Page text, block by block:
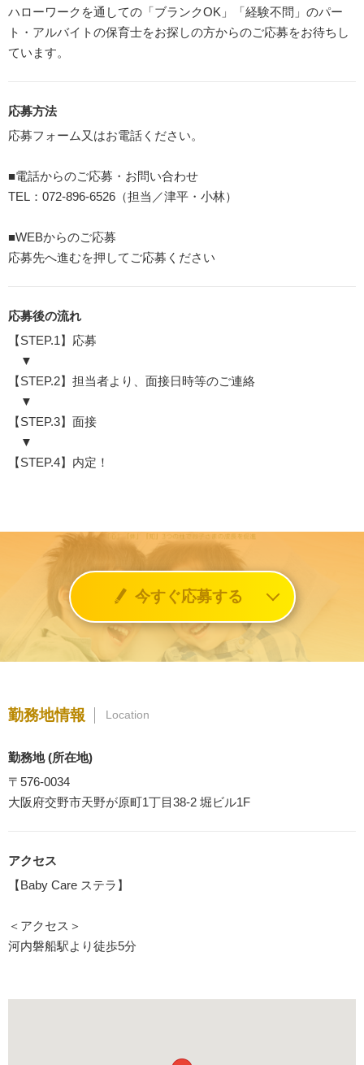
ハローワークを通しての「ブランクOK」「経験不問」のパー
ト・アルバイトの保育士をお探しの方からのご応募をお待ちし
ています。
応募方法
応募フォーム又はお電話ください。
■電話からのご応募・お問い合わせ
TEL：072-896-6526（担当／津平・小林）
■WEBからのご応募
応募先へ進むを押してご応募ください
応募後の流れ
【STEP.1】応募
▼
【STEP.2】担当者より、面接日時等のご連絡
▼
【STEP.3】面接
▼
【STEP.4】内定！
今すぐ応募する
勤務地情報 Location
勤務地 (所在地)
〒576-0034
大阪府交野市天野が原町1丁目38-2 堀ビル1F
アクセス
【Baby Care ステラ】
＜アクセス＞
河内磐船駅より徒歩5分